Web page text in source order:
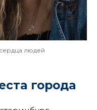
людей
города